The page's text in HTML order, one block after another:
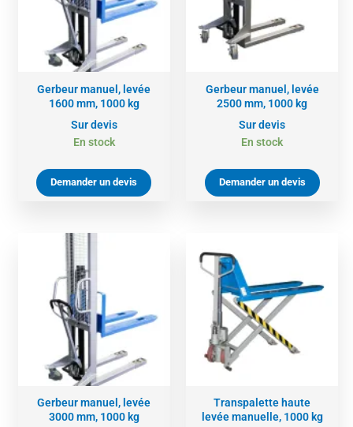
Gerbeur manuel, levée
1600 mm, 1000 kg
Sur devis
En stock
Demander un devis
Gerbeur manuel, levée
2500 mm, 1000 kg
Sur devis
En stock
Demander un devis
Gerbeur manuel, levée
3000 mm, 1000 kg
Transpalette haute
levée manuelle, 1000 kg